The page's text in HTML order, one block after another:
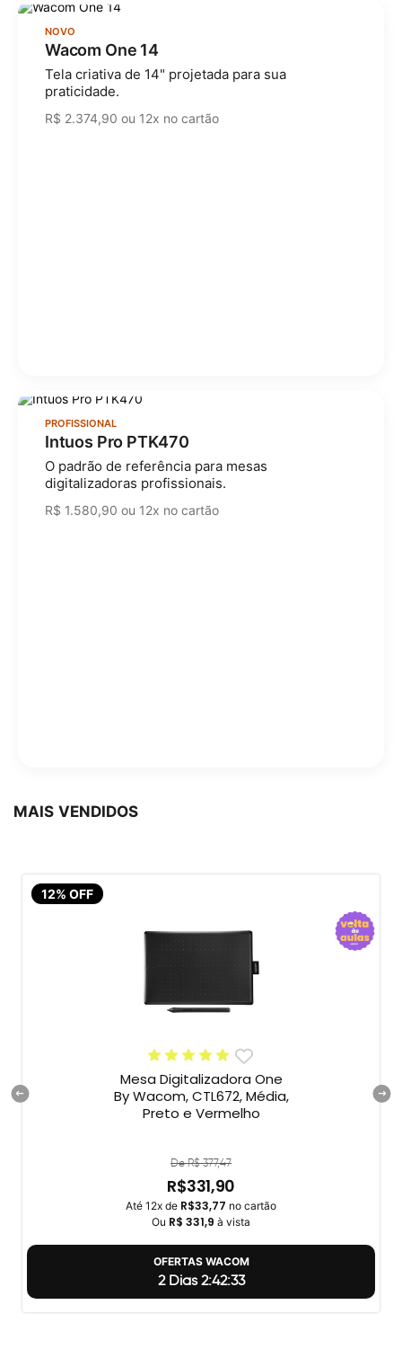
NOVO
Wacom One 14
Tela criativa de 14" projetada para sua
praticidade.
R$ 2.374,90 ou 12x no cartão
PROFISSIONAL
Intuos Pro PTK470
O padrão de referência para mesas
digitalizadoras profissionais.
R$ 1.580,90 ou 12x no cartão
MAIS VENDIDOS
12% OFF
Mesa Digitalizadora One
By Wacom, CTL672, Média,
Preto e Vermelho
De R$ 377,47
R$331,90
Até 12x de R$33,77 no cartão
Ou R$ 331,9 à vista
OFERTAS WACOM
2 Dias 2:42:32